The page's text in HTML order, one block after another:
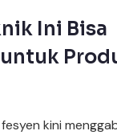
Ini Bisa
fesyen kini